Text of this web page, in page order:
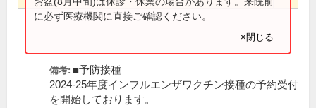
に必ず医療機関に直接ご確認ください。
×閉じる
備考: ■予防接種
2024-25年度インフルエンザワクチン接種の予約受付
を開始しております。